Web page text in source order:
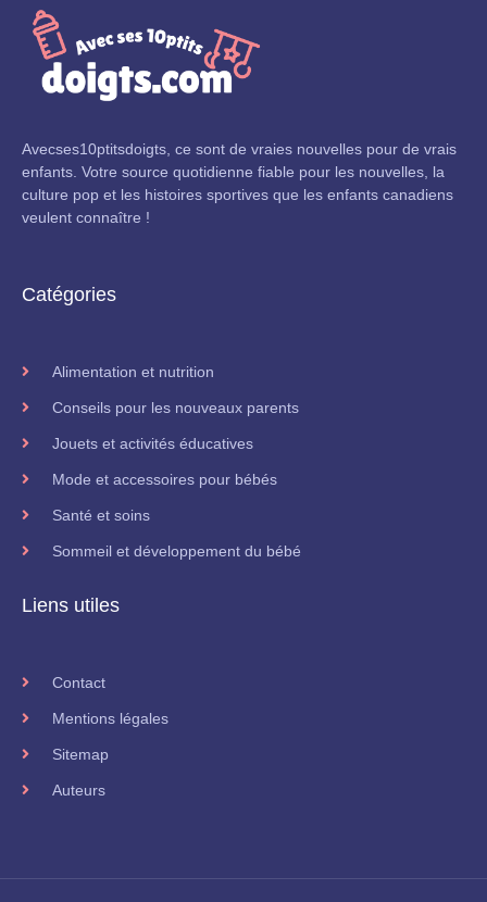
Avecses10ptitsdoigts, ce sont de vraies nouvelles pour de vrais
enfants. Votre source quotidienne fiable pour les nouvelles, la
culture pop et les histoires sportives que les enfants canadiens
veulent connaître !
Catégories
Alimentation et nutrition
Conseils pour les nouveaux parents
Jouets et activités éducatives
Mode et accessoires pour bébés
Santé et soins
Sommeil et développement du bébé
Liens utiles
Contact
Mentions légales
Sitemap
Auteurs